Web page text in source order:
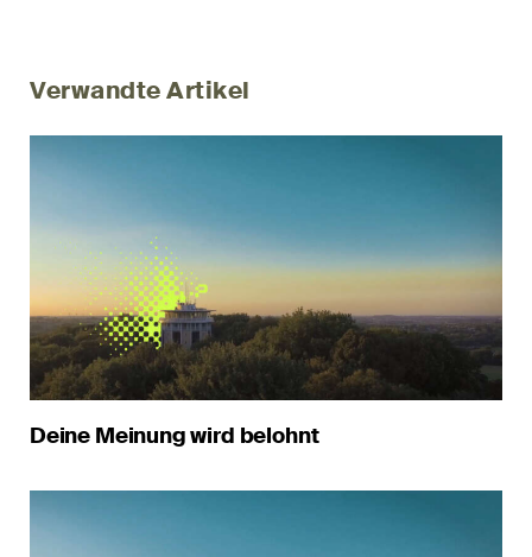
Verwandte Artikel
Deine Meinung wird belohnt